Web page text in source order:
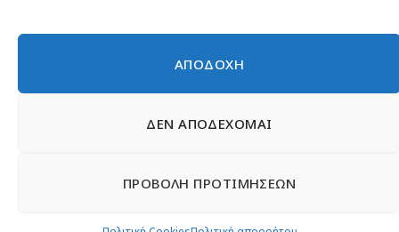
ΑΠΟΔΟΧΗ
ΔΕΝ ΑΠΟΔΕΧΟΜΑΙ
ΠΡΟΒΟΛΗ ΠΡΟΤΙΜΗΣΕΩΝ
© 2026 Νίκη
Έντυπα
Εγγραφή μέλους
Γίνε φίλος